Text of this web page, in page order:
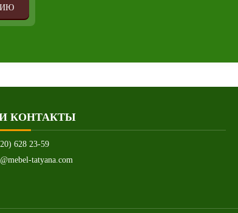
КОНТАКТЫ
628 23-59
tatyana.com